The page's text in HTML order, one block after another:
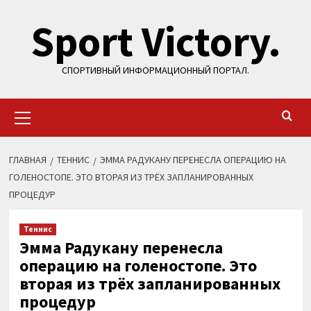
содержимому
Sport Victory.
СПОРТИВНЫЙ ИНФОРМАЦИОННЫЙ ПОРТАЛ.
меню
ГЛАВНАЯ ТЕННИС
ЭММА РАДУКАНУ ПЕРЕНЕСЛА ОПЕРАЦИЮ НА
ГОЛЕНОСТОПЕ. ЭТО ВТОРАЯ ИЗ ТРЁХ ЗАПЛАНИРОВАННЫХ
ПРОЦЕДУР
Теннис
Эмма Радукану перенесла
операцию на голеностопе. Это
вторая из трёх запланированных
процедур